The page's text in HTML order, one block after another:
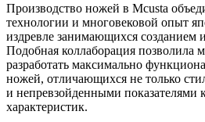
Производство ножей в Mcusta
технологии и многовековой опыт
издревле занимающихся созданием
Подобная коллаборация позволила
разработать максимально
ножей, отличающихся не только
и непревзойденными показателями
характеристик.